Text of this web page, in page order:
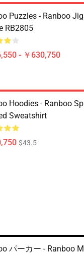
Puzzles - Ranboo
RB2805
- ￥630,750
Hoodies - Ranboo
Sweatshirt
$43.5
パーカー - Ranboo